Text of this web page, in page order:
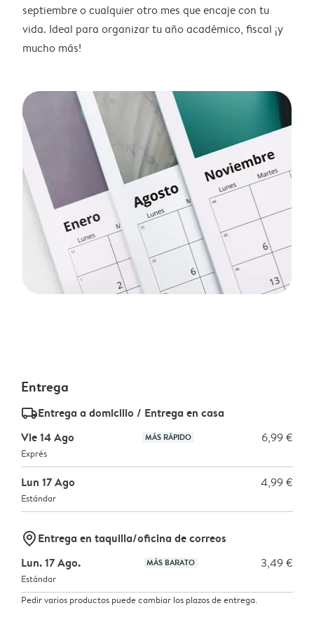
septiembre o cualquier otro mes que encaje con tu
vida. Ideal para organizar tu año académico, fiscal ¡y
mucho más!
Entrega
delivery_standard_v2Entrega a domicilio / Entrega en casa
Vie 14 Ago
MÁS RÁPIDO 6,99 €
Exprés
Lun 17 Ago 4,99 €
Estándar
marker-pinEntrega en taquilla/oficina de correos
Lun. 17 Ago.
MÁS BARATO 3,49 €
Estándar
Pedir varios productos puede cambiar los plazos de entrega.